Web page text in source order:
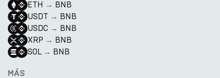
ETH → BNB
USDT → BNB
USDC → BNB
XRP → BNB
SOL → BNB
MÁS